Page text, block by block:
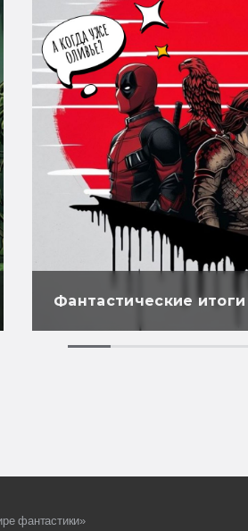
Фантастические
фантастики»